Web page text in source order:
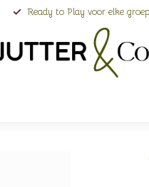
Ready to Play voor elke groep